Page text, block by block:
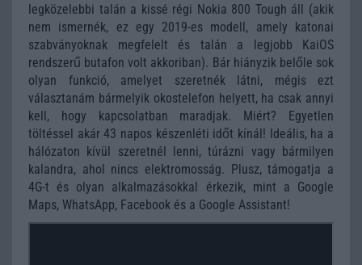
legközelebbi talán a kissé régi Nokia 800 Tough áll (akik
nem ismernék, ez egy 2019-es modell, amely katonai
szabványoknak megfelelt és talán a legjobb KaiOS
rendszerű butafon volt akkoriban). Bár hiányzik belőle sok
olyan funkció, amelyet szeretnék látni, mégis ezt
választanám bármelyik okostelefon helyett, ha csak annyi
kell, hogy kapcsolatban maradjak. Miért? Egyetlen
töltéssel akár 43 napos készenléti időt kínál! Ideális, ha a
hálózaton kívül szeretnél lenni, túrázni vagy bármilyen
kalandra, ahol nincs elektromosság. Plusz, támogatja a
4G-t és olyan alkalmazásokkal érkezik, mint a Google
Maps, WhatsApp, Facebook és a Google Assistant!